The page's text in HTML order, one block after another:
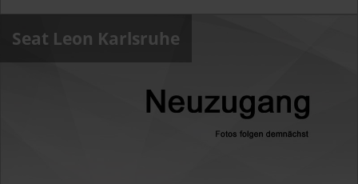
Seat Leon Karlsruhe